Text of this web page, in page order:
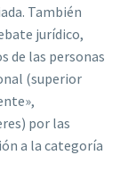
También
jurídico,
de las personas
(superior
por las
a la categoría